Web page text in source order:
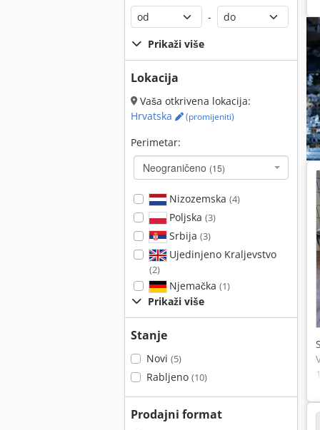
-
Prikaži više
Lokacija
Vaša otkrivena lokacija:
Hrvatska
(promijeniti)
Perimetar:
Neograničeno (15)
Nizozemska (4)
Poljska (3)
Srbija (3)
Ujedinjeno Kraljevstvo
(2)
Njemačka (1)
Prikaži više
Stanje
Novi (5)
Rabljeno (10)
Prodajni format